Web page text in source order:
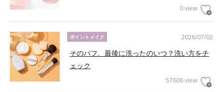
0 view
2026/07/02
ポイントメイク
そのパフ、最後に洗ったのいつ？洗い方をチ
ェック
57606 view